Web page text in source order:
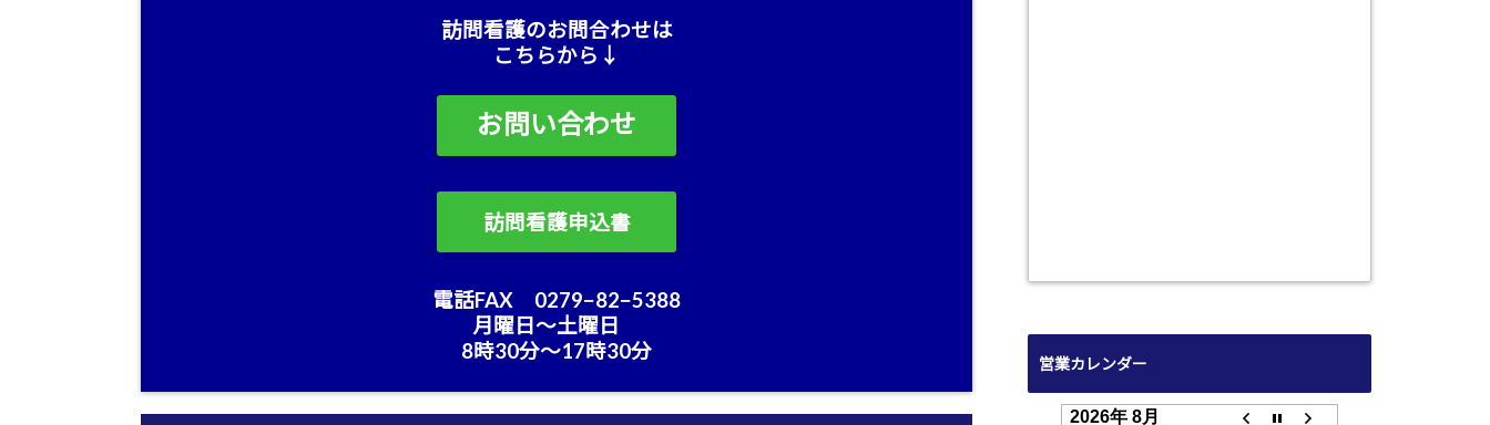
訪問看護のお問合わせは
こちらから↓
お問い合わせ
訪問看護申込書
電話FAX 0279−82−5388
月曜日〜土曜日
8時30分〜17時30分
営業カレンダー
2026年 8月